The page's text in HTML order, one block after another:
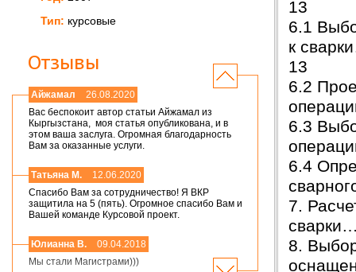
Тип: курсовые
Отзывы
Айжамал
26.08.2020
Вас беспокоит автор статьи Айжамал из
Кыргызстана, моя статья опубликована, и в
этом ваша заслуга. Огромная благодарность
Вам за оказанные услуги.
Татьяна М.
12.06.2020
Спасибо Вам за сотрудничество! Я ВКР
защитила на 5 (пять). Огромное спасибо Вам и
Вашей команде Курсовой проект.
Юлианна В.
09.04.2018
Мы стали Магистрами)))
13
6.1
к
13
6.2
6.3
6.4
7.
8.